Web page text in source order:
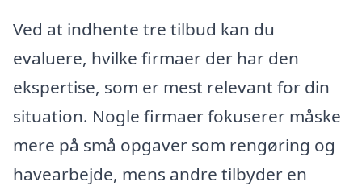
Ved at indhente tre tilbud kan du
evaluere, hvilke firmaer der har den
ekspertise, som er mest relevant for din
situation. Nogle firmaer fokuserer måske
mere på små opgaver som rengøring og
havearbejde, mens andre tilbyder en